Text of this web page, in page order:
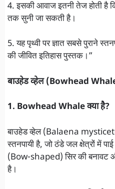
4. इसकी आवाज इतनी तेज होती है
तक सुनी जा सकती है।
5. यह पृथ्वी पर ज्ञात सबसे पुराने
की जीवित इतिहास पुस्तक।”
बाउहेड व्हेल (Bowhead
1. Bowhead Whale क्या है?
बाउहेड व्हेल (Balaena
स्तनपायी है, जो ठंडे जल क्षेत्रों में
(Bow-shaped) सिर की बनावट
है।